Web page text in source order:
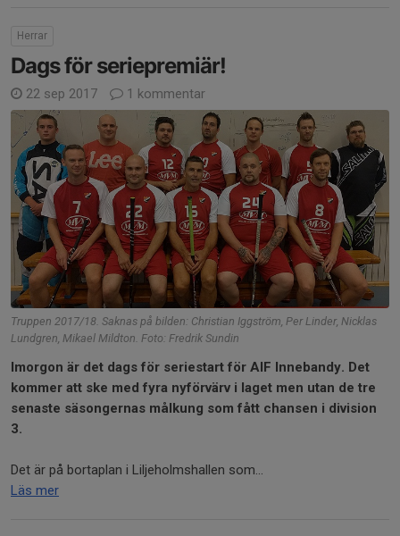
Herrar
Dags för seriepremiär!
22 sep 2017 1 kommentar
Truppen 2017/18. Saknas på bilden: Christian Iggström, Per Linder, Nicklas
Lundgren, Mikael Mildton. Foto: Fredrik Sundin
Imorgon är det dags för seriestart för AIF Innebandy. Det
kommer att ske med fyra nyförvärv i laget men utan de tre
senaste säsongernas målkung som fått chansen i division
3.
Det är på bortaplan i Liljeholmshallen som...
Läs mer